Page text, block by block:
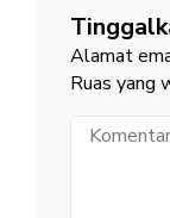
Alamat
Ruas yang
Komentar